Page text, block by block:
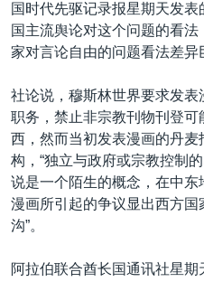
国时代先驱记录报星期天发
国主流舆论对这个问题的看
家对言论自由的问题看法差异
社论说，穆斯林世界要求发
职务，禁止非宗教刊物刊登
西，然而当初发表漫画的丹
构，“独立与政府或宗教控制
说是一个陌生的概念，在中东
漫画所引起的争议显出西方国
沟”。
阿拉伯联合酋长国通讯社星